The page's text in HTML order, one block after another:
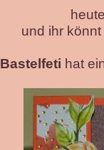
und ihr
Bastelfeti hat